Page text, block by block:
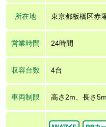
所在地 東京都板橋区赤
営業時間 24時間
収容台数 4台
車両制限 高さ2m、長さ